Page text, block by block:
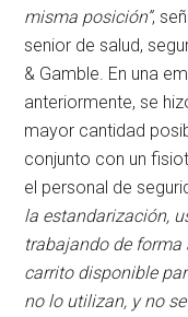
misma posición”,
senior de salud,
& Gamble. En una
anteriormente, se
mayor cantidad
conjunto con un
el personal de
la estandarización,
trabajando de forma
carrito disponible
no lo utilizan, y no